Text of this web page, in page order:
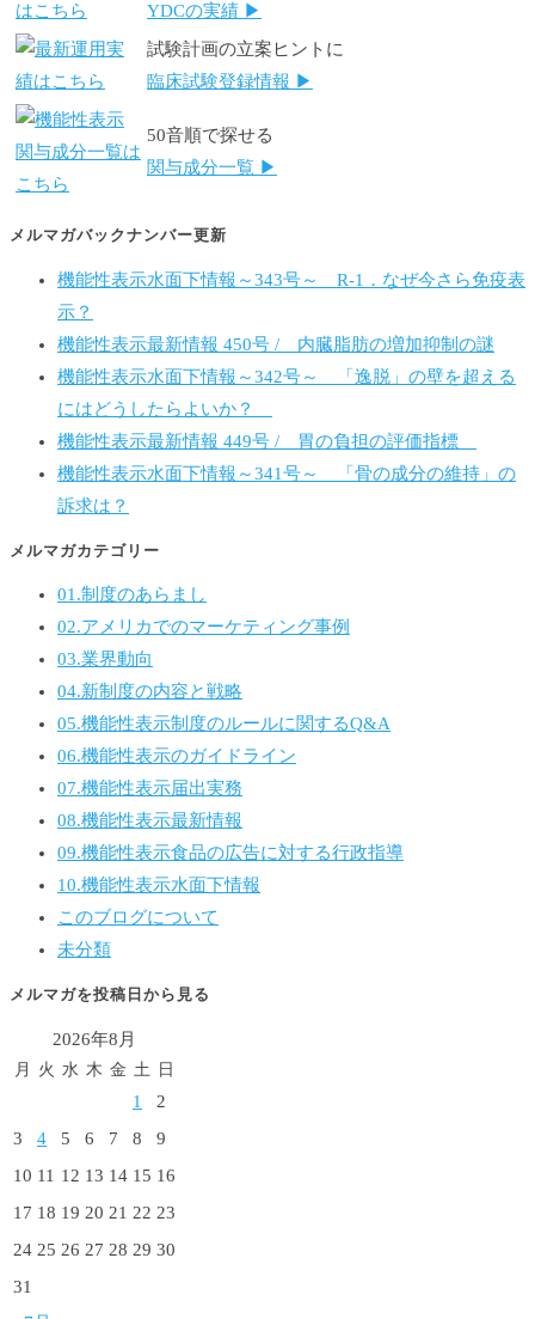
YDCの実績 ▶
試験計画の立案ヒントに
臨床試験登録情報 ▶
50音順で探せる
関与成分一覧 ▶
メルマガバックナンバー更新
機能性表示水面下情報～343号～ R-1．なぜ今さら免疫表
示？
機能性表示最新情報 450号 / 内臓脂肪の増加抑制の謎
機能性表示水面下情報～342号～ 「逸脱」の壁を超える
にはどうしたらよいか？
機能性表示最新情報 449号 / 胃の負担の評価指標
機能性表示水面下情報～341号～ 「骨の成分の維持」の
訴求は？
メルマガカテゴリー
01.制度のあらまし
02.アメリカでのマーケティング事例
03.業界動向
04.新制度の内容と戦略
05.機能性表示制度のルールに関するQ&A
06.機能性表示のガイドライン
07.機能性表示届出実務
08.機能性表示最新情報
09.機能性表示食品の広告に対する行政指導
10.機能性表示水面下情報
このブログについて
未分類
メルマガを投稿日から見る
2026年8月
月 火 水 木 金 土 日
1
2
3
4 5 6 7 8
9
10 11 12 13 14 15 16
17 18 19 20 21 22 23
24 25 26 27 28 29 30
31